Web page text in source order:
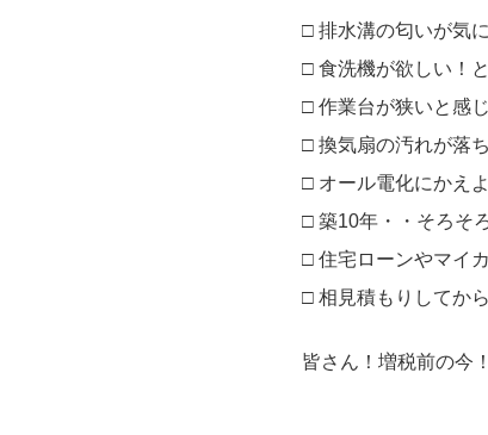
□ 排水溝の匂いが気
□ 食洗機が欲しい！
□ 作業台が狭いと感
□ 換気扇の汚れが落
□ オール電化にかえ
□ 築10年・・そろそ
□ 住宅ローンやマイ
□ 相見積もりしてか
皆さん！増税前の今